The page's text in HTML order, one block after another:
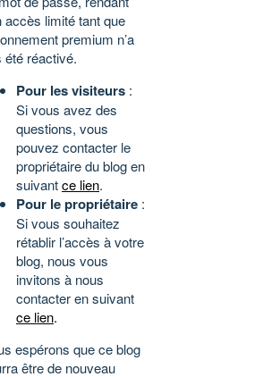
accès limité tant que
premium n’a
été réactivé.
Pour les visiteurs :
Si vous avez des
questions, vous
pouvez contacter le
propriétaire du blog en
suivantce lien.
Pour le propriétaire :
Si vous souhaitez
rétablir l’accès à votre
blog, nous vous
invitons à nous
contacter en suivant
ce lien.
espérons que ce blog
être de nouveau